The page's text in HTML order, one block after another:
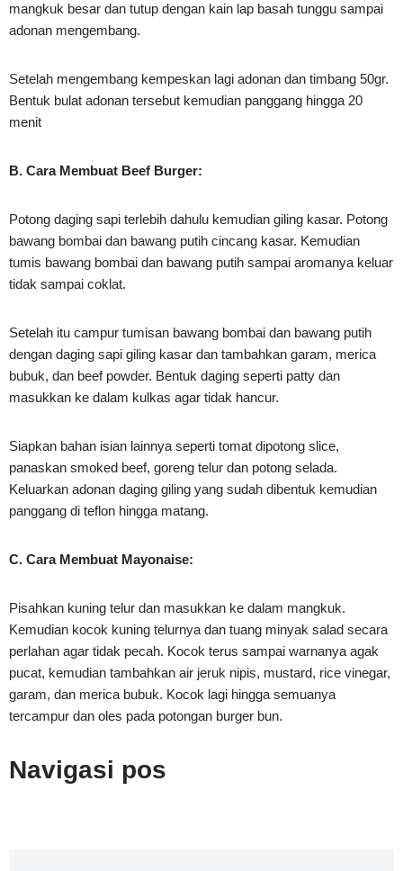
mangkuk besar dan tutup dengan kain lap basah tunggu sampai
adonan mengembang.
Setelah mengembang kempeskan lagi adonan dan timbang 50gr.
Bentuk bulat adonan tersebut kemudian panggang hingga 20
menit
B. Cara Membuat Beef Burger:
Potong daging sapi terlebih dahulu kemudian giling kasar. Potong
bawang bombai dan bawang putih cincang kasar. Kemudian
tumis bawang bombai dan bawang putih sampai aromanya keluar
tidak sampai coklat.
Setelah itu campur tumisan bawang bombai dan bawang putih
dengan daging sapi giling kasar dan tambahkan garam, merica
bubuk, dan beef powder. Bentuk daging seperti patty dan
masukkan ke dalam kulkas agar tidak hancur.
Siapkan bahan isian lainnya seperti tomat dipotong slice,
panaskan smoked beef, goreng telur dan potong selada.
Keluarkan adonan daging giling yang sudah dibentuk kemudian
panggang di teflon hingga matang.
C. Cara Membuat Mayonaise:
Pisahkan kuning telur dan masukkan ke dalam mangkuk.
Kemudian kocok kuning telurnya dan tuang minyak salad secara
perlahan agar tidak pecah. Kocok terus sampai warnanya agak
pucat, kemudian tambahkan air jeruk nipis, mustard, rice vinegar,
garam, dan merica bubuk. Kocok lagi hingga semuanya
tercampur dan oles pada potongan burger bun.
Navigasi pos